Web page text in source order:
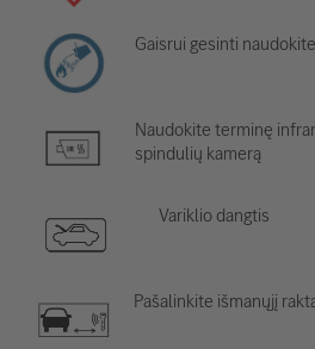
Gaisrui gesinti
Naudokite terminę
spindulių kamerą
Variklio dangtis
Pašalinkite išmanųjį